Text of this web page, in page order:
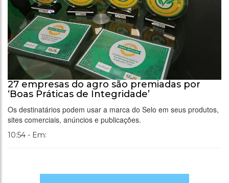
27 empresas do agro são premiadas por
‘Boas Práticas de Integridade’
Os destinatários podem usar a marca do Selo em seus produtos,
sites comerciais, anúncios e publicações.
10:54 - Em: